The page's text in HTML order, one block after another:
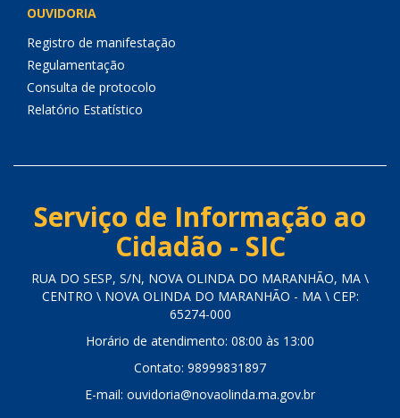
OUVIDORIA
Registro de manifestação
Regulamentação
Consulta de protocolo
Relatório Estatístico
Serviço de Informação ao
Cidadão - SIC
RUA DO SESP, S/N, NOVA OLINDA DO MARANHÃO, MA \
CENTRO \ NOVA OLINDA DO MARANHÃO - MA \ CEP:
65274-000
Horário de atendimento: 08:00 às 13:00
Contato: 98999831897
E-mail: ouvidoria@novaolinda.ma.gov.br